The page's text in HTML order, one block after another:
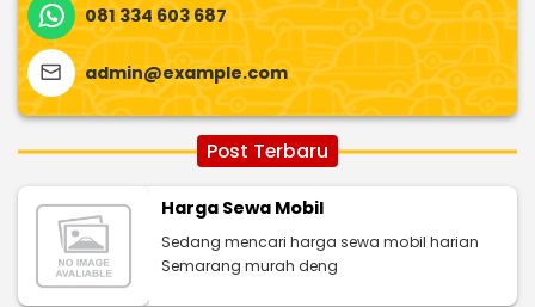
081 334 603 687
admin@example.com
Post Terbaru
Harga Sewa Mobil
Sedang mencari harga sewa mobil harian
Semarang murah deng